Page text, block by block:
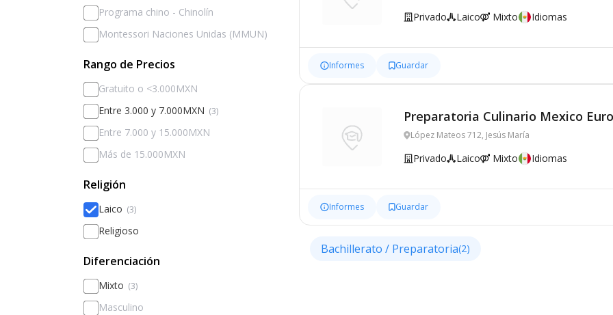
Programa chino - Chinolín
Montessori Naciones Unidas (MMUN)
Rango de Precios
Gratuito o <3.000MXN
Entre 3.000 y 7.000MXN (3)
Entre 7.000 y 15.000MXN
Más de 15.000MXN
Religión
Laico (3)
Religioso
Diferenciación
Mixto (3)
Masculino
Privado Laico Mixto Idiomas
Informes Guardar
Preparatoria Culinario Mexico
López Mateos 712, Jesús María
Privado Laico Mixto Idiomas
Informes Guardar
Bachillerato / Preparatoria(2)